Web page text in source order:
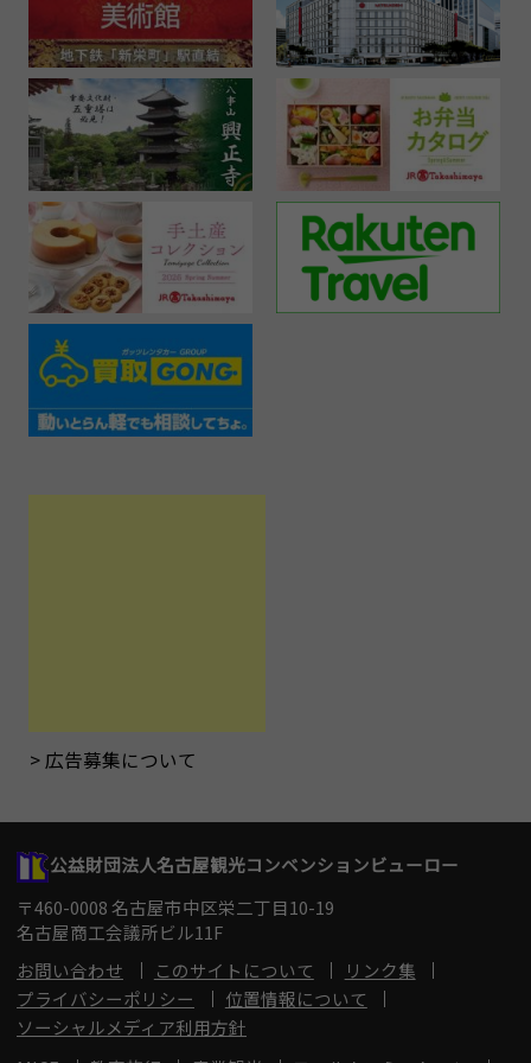
広告募集について
公益財団法人名古屋観光コンベンションビューロー
〒460-0008 名古屋市中区栄二丁目10-19
名古屋商工会議所ビル11F
お問い合わせ
このサイトについて
リンク集
プライバシーポリシー
位置情報について
ソーシャルメディア利用方針